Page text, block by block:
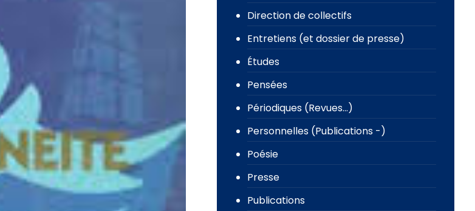
Direction de collectifs
Entretiens (et dossier de presse)
Études
Pensées
Périodiques (Revues…)
Personnelles (Publications -)
Poésie
Presse
Publications